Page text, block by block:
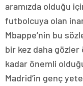
aramızda olduğu
futbolcuya olan
Mbappe’nin bu
bir kez daha
kadar önemli
Madrid’in genç